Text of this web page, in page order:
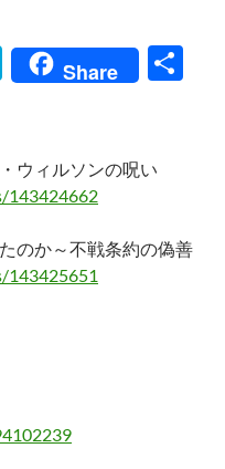
H
n
a
Share
ウィルソンの呪い
143424662
のか～不戦条約の偽善
143425651